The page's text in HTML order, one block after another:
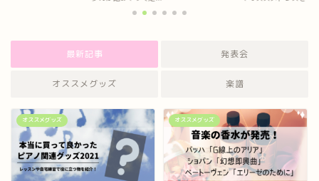
最新記事 発表会
オススメグッズ 楽譜
オススメグッズ オススメグッズ